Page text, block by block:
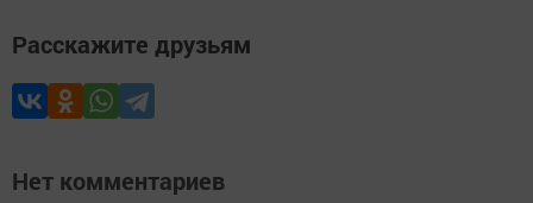
Расскажите друзьям
Нет комментариев